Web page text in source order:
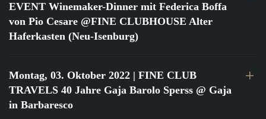
EVENT Winemaker-Dinner mit Federica Boffa
von Pio Cesare @FINE CLUBHOUSE Alter
Haferkasten (Neu-Isenburg)
Montag, 03. Oktober 2022 | FINE CLUB
TRAVELS 40 Jahre Gaja Barolo Sperss @ Gaja
in Barbaresco